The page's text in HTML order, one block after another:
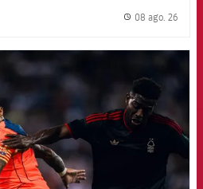
08 ago. 26
FCB Barcelona badge